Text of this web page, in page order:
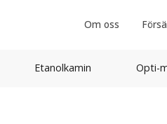
Om oss
Etanolkamin Opti-